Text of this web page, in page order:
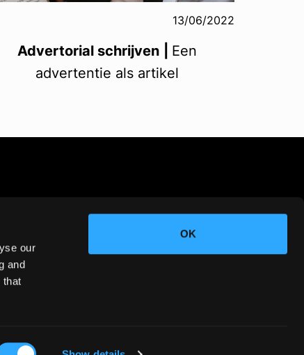
our
and
that
OK
13/06/2022
Advertorial schrijven
Een
advertentie als artikel